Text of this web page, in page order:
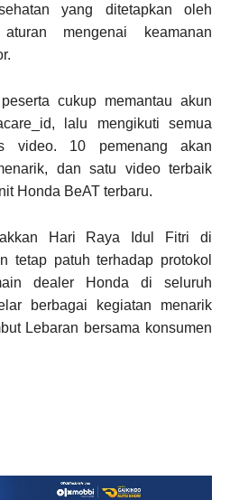
yang ditetapkan oleh
mengenai keamanan
cukup memantau akun
lalu mengikuti semua
video. 10 pemenang akan
dan satu video terbaik
Honda BeAT terbaru.
Hari Raya Idul Fitri di
tetap patuh terhadap protokol
dealer Honda di seluruh
berbagai kegiatan menarik
Lebaran bersama konsumen